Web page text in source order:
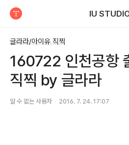
IU
글라라/아이유 직찍
160722 인천공항
직찍 by 글라라
알 수 없는 사용자 2016. 7. 24. 17:07